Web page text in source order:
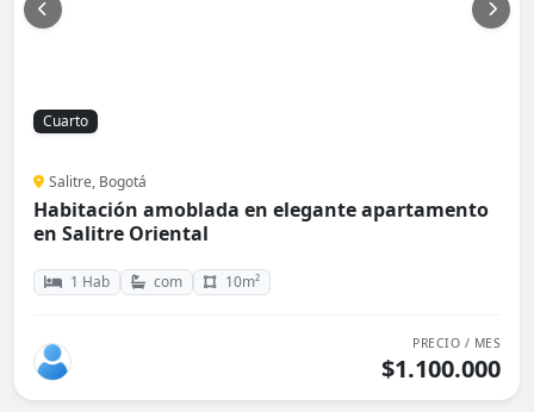
Cuarto
Salitre, Bogotá
Habitación amoblada en elegante apartamento
en Salitre Oriental
1 Hab com 10m²
PRECIO / MES
$1.100.000